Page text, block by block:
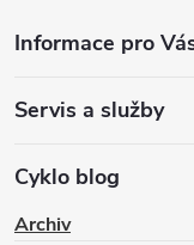
Informace pro
Servis a služby
Cyklo blog
Archiv